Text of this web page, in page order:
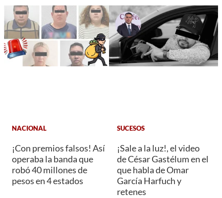
NACIONAL
¡Con premios falsos! Así
operaba la banda que
robó 40 millones de
pesos en 4 estados
SUCESOS
¡Sale a la luz!, el video
de César Gastélum en el
que habla de Omar
García Harfuch y
retenes